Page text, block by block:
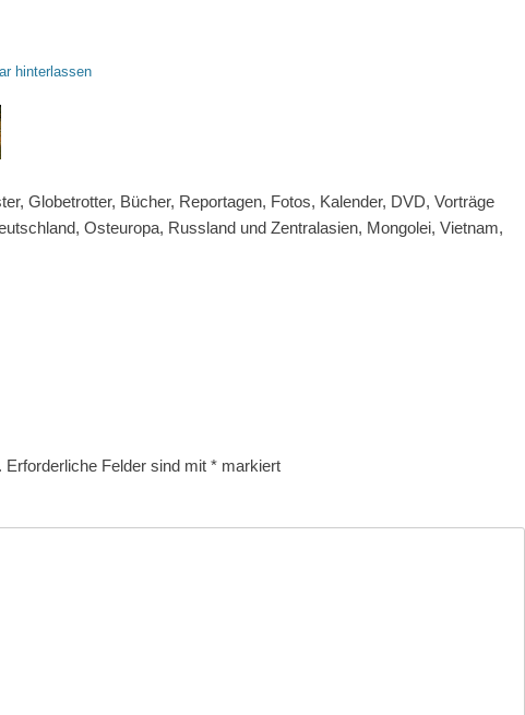
hinterlassen
Globetrotter, Bücher, Reportagen, Fotos, Kalender, DVD, Vorträge
Osteuropa, Russland und Zentralasien, Mongolei, Vietnam,
Erforderliche Felder sind mit * markiert